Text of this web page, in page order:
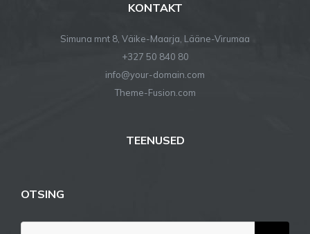
KONTAKT
Simuna mnt 8, Väike-Maarja, Lääne-Virumaa
+327 50 840 80
info@your-domain.com
Theme-Fusion.com
TEENUSED
OTSING